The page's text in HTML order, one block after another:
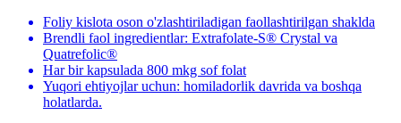
Foliy kislota oson o'zlashtiriladigan faollashtirilgan shaklda
Brendli faol ingredientlar: Extrafolate-S® Crystal va
Quatrefolic®
Har bir kapsulada 800 mkg sof folat
Yuqori ehtiyojlar uchun: homiladorlik davrida va boshqa
holatlarda.